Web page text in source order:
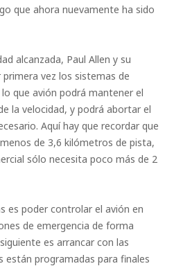
que ahora nuevamente ha sido
alcanzada, Paul Allen y su
vez los sistemas de
que avión podrá mantener el
la velocidad, y podrá abortar el
Aquí hay que recordar que
de 3,6 kilómetros de pista,
sólo necesita poco más de 2
es poder controlar el avión en
de emergencia de forma
es arrancar con las
están programadas para finales